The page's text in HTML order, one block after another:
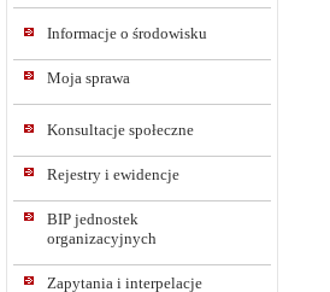
Informacje o środowisku
Moja sprawa
Konsultacje społeczne
Rejestry i ewidencje
BIP jednostek
organizacyjnych
Zapytania i interpelacje